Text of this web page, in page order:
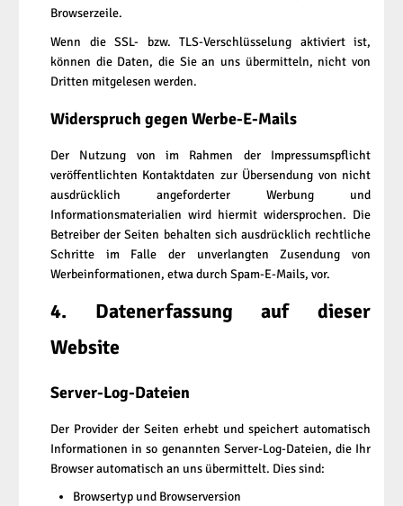
Browserzeile.
Wenn die SSL- bzw. TLS-Verschlüsselung aktiviert ist,
können die Daten, die Sie an uns übermitteln, nicht von
Dritten mitgelesen werden.
Widerspruch gegen Werbe-E-Mails
Der Nutzung von im Rahmen der Impressumspflicht
veröffentlichten Kontaktdaten zur Übersendung von nicht
ausdrücklich angeforderter Werbung und
Informationsmaterialien wird hiermit widersprochen. Die
Betreiber der Seiten behalten sich ausdrücklich rechtliche
Schritte im Falle der unverlangten Zusendung von
Werbeinformationen, etwa durch Spam-E-Mails, vor.
4. Datenerfassung auf dieser
Website
Server-Log-Dateien
Der Provider der Seiten erhebt und speichert automatisch
Informationen in so genannten Server-Log-Dateien, die Ihr
Browser automatisch an uns übermittelt. Dies sind:
Browsertyp und Browserversion